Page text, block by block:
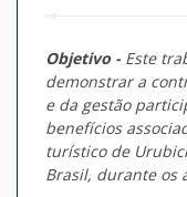
Objetivo - Este
demonstrar a
e da gestão
benefícios
turístico de
Brasil, durante os